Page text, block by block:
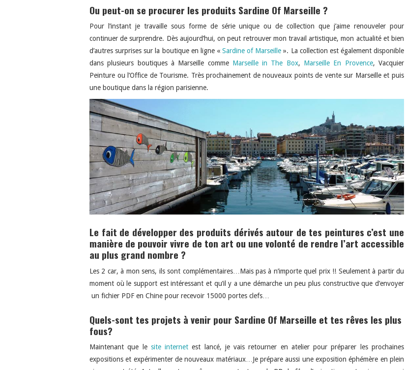
Ou peut-on se procurer les produits Sardine Of Marseille ?
Pour l’instant je travaille sous forme de série unique ou de collection que j’aime renouveler pour
continuer de surprendre. Dès aujourd’hui, on peut retrouver mon travail artistique, mon actualité et bien
d’autres surprises sur la boutique en ligne « Sardine of Marseille ». La collection est également disponible
dans plusieurs boutiques à Marseille comme Marseille in The Box, Marseille En Provence, Vacquier
Peinture ou l’Office de Tourisme. Très prochainement de nouveaux points de vente sur Marseille et puis
une boutique dans la région parisienne.
Le fait de développer des produits dérivés autour de tes peintures c’est une
manière de pouvoir vivre de ton art ou une volonté de rendre l’art accessible
au plus grand nombre ?
Les 2 car, à mon sens, ils sont complémentaires…Mais pas à n’importe quel prix !! Seulement à partir du
moment où le support est intéressant et qu’il y a une démarche un peu plus constructive que d’envoyer
un fichier PDF en Chine pour recevoir 15000 portes clefs…
Quels-sont tes projets à venir pour Sardine Of Marseille et tes rêves les plus
fous?
Maintenant que le site internet est lancé, je vais retourner en atelier pour préparer les prochaines
expositions et expérimenter de nouveaux matériaux…Je prépare aussi une exposition éphémère en plein